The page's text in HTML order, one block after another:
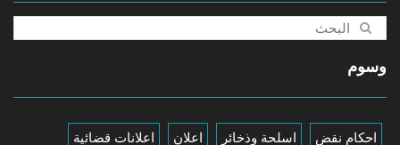
وسوم
احكام نقض اسلحة وذخائر اعلان اعلانات قضائية